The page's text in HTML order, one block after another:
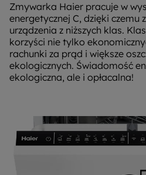
Zmywarka Haier pracuje w
energetycznej C, dzięki czemu
urządzenia z niższych klas.
korzyści nie tylko
rachunki za prąd i większe
ekologicznych. Świadomość
ekologiczna, ale i opłacalna!